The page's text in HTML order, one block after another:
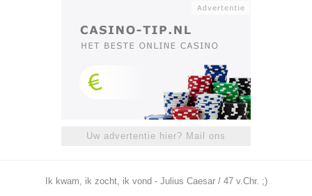
Uw advertentie hier? Mail ons
Ik kwam, ik zocht, ik vond - Julius Caesar / 47 v.Chr. ;)